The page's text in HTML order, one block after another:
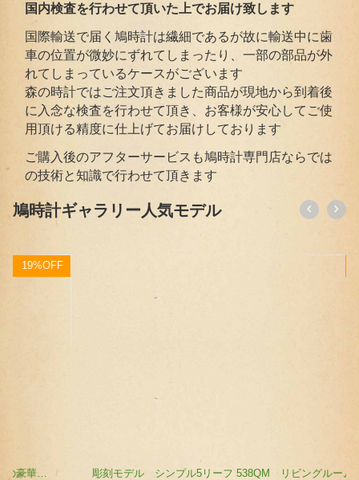
国内検査を行わせて頂いた上でお届け致します
国際輸送で届く鳩時計は繊細であるが故に輸送中に歯
車の位置が微妙にずれてしまったり、一部の部品が外
れてしまっているケースがございます
森の時計ではご注文頂きました商品が現地から到着後
に入念な検査を行わせて頂き、お客様が安心してご使
用頂ける精度に仕上げてお届けしております
ご購入後のアフターサービスも鳩時計専門店ならでは
の技術と知識で行わせて頂きます
鳩時計ギャラリー人気モデル
彫刻モデル シンプル5リーフ 538QM リビングルームサイズ